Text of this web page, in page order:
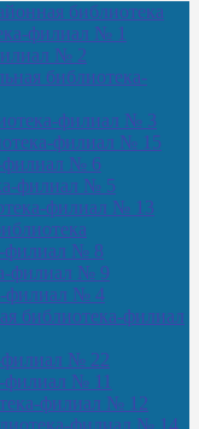
библиотека
филиал № 1
№ 2
библиотека-
филиал № 3
филиал № 15
филиал № 6
филиал № 5
филиал № 13
филиал № 8
филиал № 9
филиал № 4
библиотека-филиал
филиал № 22
филиал № 11
филиал № 12